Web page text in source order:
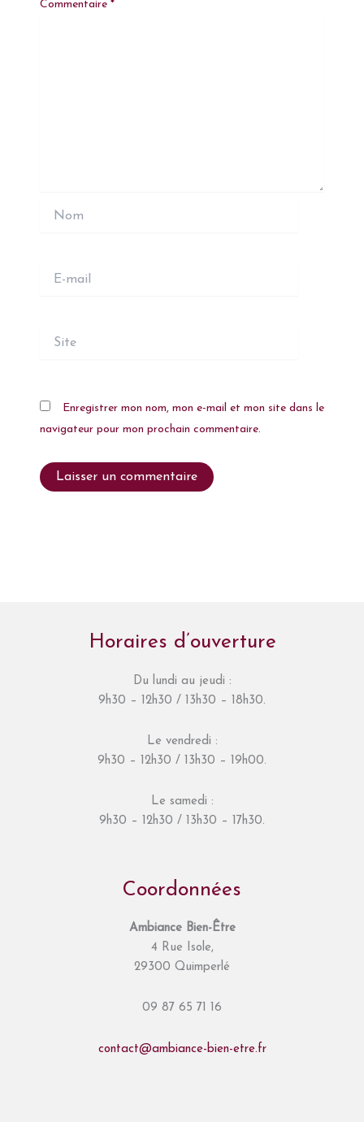
Commentaire *
Nom
mail
Site
Enregistrer mon nom, mon e-mail et mon site dans le
navigateur pour mon prochain commentaire.
Horaires d’ouverture
Du lundi au jeudi :
9h30 – 12h30 / 13h30 – 18h30.
Le vendredi :
9h30 – 12h30 / 13h30 – 19h00.
Le samedi :
9h30 – 12h30 / 13h30 – 17h30.
Coordonnées
Ambiance Bien-Être
4 Rue Isole,
29300 Quimperlé
09 87 65 71 16
contact@ambiance-bien-etre.fr